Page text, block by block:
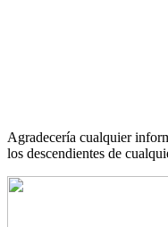
Agradecería cualquier
los descendientes de